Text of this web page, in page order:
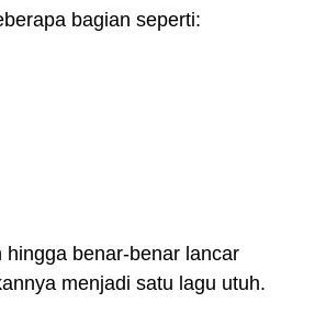
bagian seperti:
hingga benar-benar lancar
menjadi satu lagu utuh.